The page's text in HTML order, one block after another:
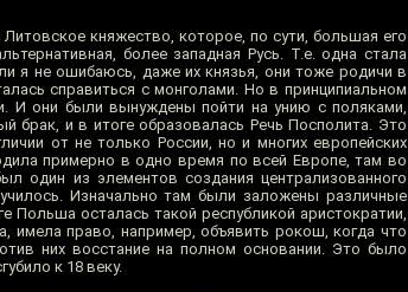
княжество, которое, по сути, большая его
более западная Русь. Т.е. одна стала
я не ошибаюсь, даже их князья, они тоже родичи в
справиться с монголами. Но в принципиальном
И они были вынуждены пойти на унию с поляками,
брак, и в итоге образовалась Речь Посполита. Это
от не только России, но и многих европейских
примерно в одно время по всей Европе, там во
один из элементов создания централизованного
Изначально там были заложены различные
Польша осталась такой республикой аристократии,
имела право, например, объявить рокош, когда что
них восстание на полном основании. Это было
к 18 веку.